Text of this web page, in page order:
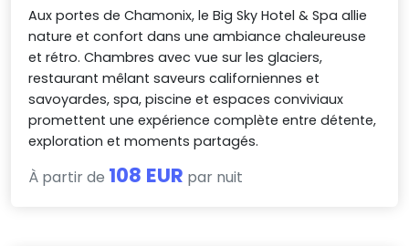
Aux portes de Chamonix, le Big Sky Hotel & Spa allie
nature et confort dans une ambiance chaleureuse
et rétro. Chambres avec vue sur les glaciers,
restaurant mêlant saveurs californiennes et
savoyardes, spa, piscine et espaces conviviaux
promettent une expérience complète entre détente,
exploration et moments partagés.
À partir de 108 EUR par nuit